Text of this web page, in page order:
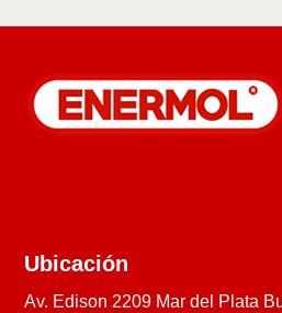
Ubicación
Av. Edison 2209 Mar del Plata